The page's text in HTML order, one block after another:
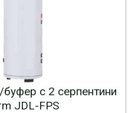
с 2 серпентини
JDL-FPS